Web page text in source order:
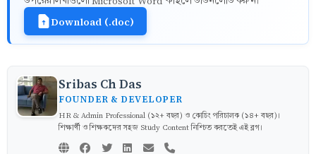
Download (.doc)
Sribas Ch Das
FOUNDER & DEVELOPER
HR & Admin Professional (১২+ বছর) ও কোচিং পরিচালক (১৪+ বছর)।
শিক্ষার্থী ও শিক্ষকদের সহজ Study Content নিশ্চিত করতেই এই ব্লগ।